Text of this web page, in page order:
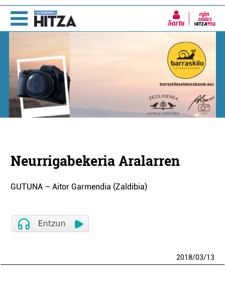
Sartu
Neurrigabekeria Aralarren
GUTUNA – Aitor Garmendia (Zaldibia)
2018/03/13